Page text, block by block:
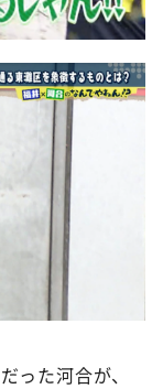
った河合が、